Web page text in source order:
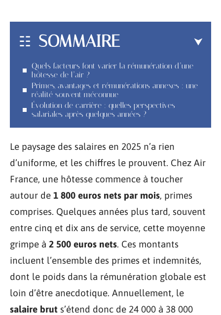
SOMMAIRE
Quels facteurs font varier la rémunération d’une
hôtesse de l’air ?
Primes, avantages et rémunérations annexes : une
réalité souvent méconnue
Évolution de carrière : quelles perspectives
salariales après quelques années ?
Le paysage des salaires en 2025 n’a rien
d’uniforme, et les chiffres le prouvent. Chez Air
France, une hôtesse commence à toucher
autour de 1 800 euros nets par mois, primes
comprises. Quelques années plus tard, souvent
entre cinq et dix ans de service, cette moyenne
grimpe à 2 500 euros nets. Ces montants
incluent l’ensemble des primes et indemnités,
dont le poids dans la rémunération globale est
loin d’être anecdotique. Annuellement, le
salaire brut s’étend donc de 24 000 à 38 000